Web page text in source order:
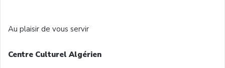
Au plaisir de vous servir
Centre Culturel Algérien